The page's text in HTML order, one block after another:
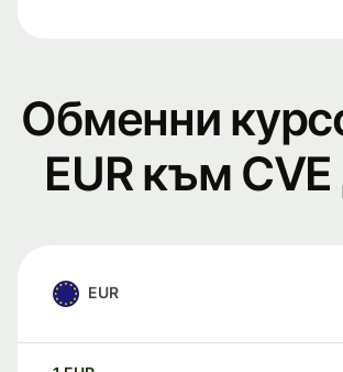
Обменни
EUR към
EUR